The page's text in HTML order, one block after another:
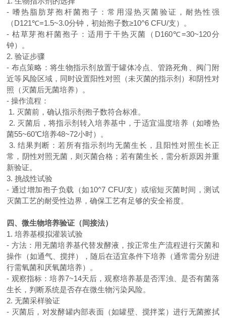
- 嗜热脂肪芽孢杆菌孢子：常用湿热灭菌验证，耐热性强
（D121℃=1.5~3.0分钟，初始孢子数≥10^6 CFU/支）。
-枯草芽孢杆菌孢子：适用于干热灭菌（ D160℃=30~120分
钟）。
2.验证步骤
- 布点策略：将生物指示剂放置于罐体冷点、管路死角、阀门附
近等风险区域，同时设置阳性对照（未灭菌的指示剂）和阴性对
照（灭菌后无菌培养）。
-操作流程：
1. 灭菌前，确认指示剂孢子数符合标准。
2. 灭菌后，将指示剂转入培养基中，于适宜温度培养（如嗜热
菌55~60℃培养48~72小时）。
3.结果判断：若所有指示剂均无菌生长，且阳性对照生长正
常，阴性对照无菌，则灭菌合格；若有菌生长，需分析原因并重
新验证。
3.挑战性试验
- 通过增加孢子负载（如10^7 CFU/支）或缩短灭菌时间，测试
灭菌工艺的耐受性边界，确保工艺有足够的安全裕度。
四、微生物培养验证（间接法）
1.培养基模拟灌装试验
- 方法：用无菌培养基代替发酵液，按正常生产流程进行灭菌和
操作（如通气、搅拌），随后在适宜条件下培养（通常需分别进
行需氧菌和厌氧菌培养）。
- 观察指标：培养7~14天后，观察培养基是否浑浊、是否有菌落
生长，判断系统是否存在微生物污染风险。
2.无菌采样验证
- 灭菌后，对发酵罐内部表面（如罐壁、搅拌桨）进行无菌擦拭